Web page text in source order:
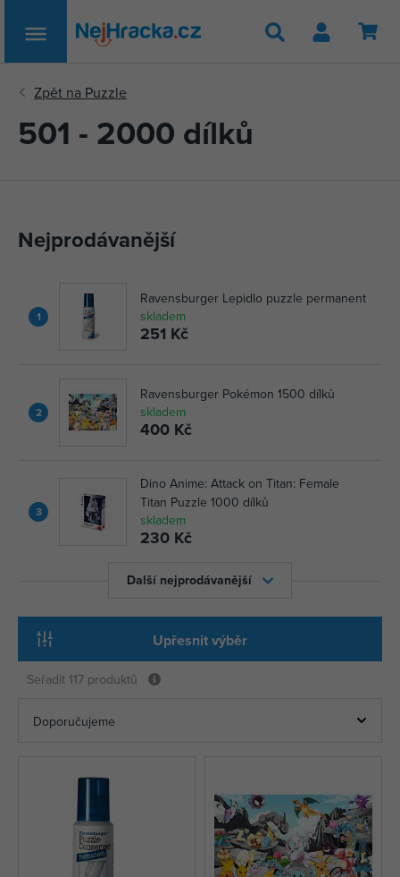
Hledat
501 - 2000 dílků
Nejprodávanější
1
Ravensburger Lepidlo puzzle permanent
skladem
251 Kč
2
Ravensburger Pokémon 1500 dílků
skladem
400 Kč
3
Dino Anime: Attack on Titan: Female
Titan Puzzle 1000 dílků
skladem
230 Kč
Další nejprodávanější
Upřesnit výběr
Seřadit 117 produktů